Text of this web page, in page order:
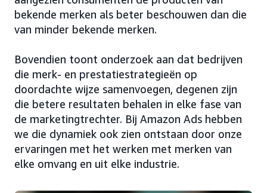
bekende merken als beter beschouwen dan die
van minder bekende merken.
Bovendien toont onderzoek aan dat bedrijven
die merk- en prestatiestrategieën op
doordachte wijze samenvoegen, degenen zijn
die betere resultaten behalen in elke fase van
de marketingtrechter. Bij Amazon Ads hebben
we die dynamiek ook zien ontstaan door onze
ervaringen met het werken met merken van
elke omvang en uit elke industrie.